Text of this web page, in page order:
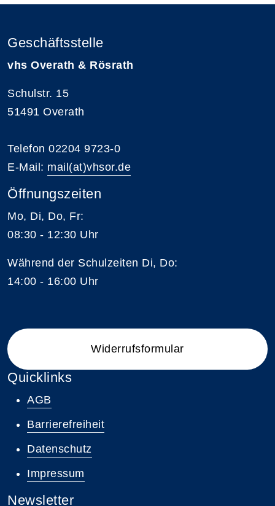
Geschäftsstelle
vhs Overath & Rösrath
Schulstr. 15
51491 Overath
Telefon 02204 9723-0
E-Mail: mail(at)vhsor.de
Öffnungszeiten
Mo, Di, Do, Fr:
08:30 - 12:30 Uhr
Während der Schulzeiten Di, Do:
14:00 - 16:00 Uhr
Widerrufsformular
Quicklinks
AGB
Barrierefreiheit
Datenschutz
Impressum
Newsletter